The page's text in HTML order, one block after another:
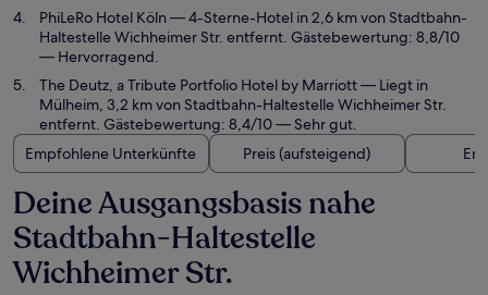
PhiLeRo Hotel Köln— 4-Sterne-Hotel in 2,6 km von Stadtbahn-
Haltestelle Wichheimer Str. entfernt. Gästebewertung: 8,8/10
— Hervorragend.
The Deutz, a Tribute Portfolio Hotel by Marriott— Liegt in
Mülheim, 3,2 km von Stadtbahn-Haltestelle Wichheimer Str.
entfernt. Gästebewertung: 8,4/10 — Sehr gut.
Empfohlene Unterkünfte
Preis (aufsteigend)
Deine Ausgangsbasis nahe
Stadtbahn-Haltestelle
Wichheimer Str.